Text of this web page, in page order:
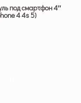
под смартфон 4″
4 4s 5)